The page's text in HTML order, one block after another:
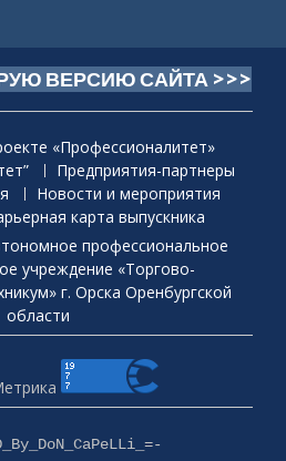
ВЕРСИЮ САЙТА >>>
«Профессионалитет»
Предприятия-партнеры
Новости и мероприятия
карта выпускника
профессиональное
учреждение «Торгово-
г. Орска Оренбургской
области